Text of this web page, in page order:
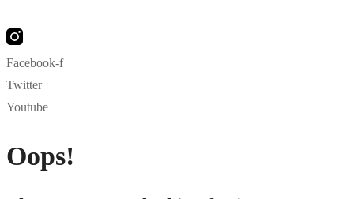
Facebook-f
Twitter
Youtube
Oops!